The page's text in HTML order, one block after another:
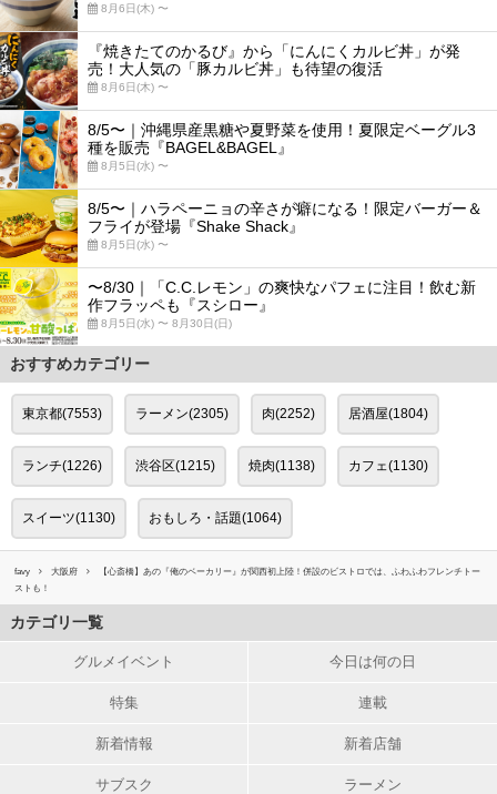
8月6日(木) 〜
『焼きたてのかるび』から「にんにくカルビ丼」が発
売！大人気の「豚カルビ丼」も待望の復活
8月6日(木) 〜
8/5〜｜沖縄県産黒糖や夏野菜を使用！夏限定ベーグル3
種を販売『BAGEL&BAGEL』
8月5日(水) 〜
8/5〜｜ハラペーニョの辛さが癖になる！限定バーガー＆
フライが登場『Shake Shack』
8月5日(水) 〜
〜8/30｜「C.C.レモン」の爽快なパフェに注目！飲む新
作フラッペも『スシロー』
8月5日(水) 〜 8月30日(日)
おすすめカテゴリー
東京都(7553) ラーメン(2305) 肉(2252) 居酒屋(1804)
ランチ(1226) 渋谷区(1215) 焼肉(1138) カフェ(1130)
スイーツ(1130) おもしろ・話題(1064)
favy 大阪府
【心斎橋】あの『俺のベーカリー』が関西初上陸！併設のビストロでは、ふわふわフレンチトー
ストも！
カテゴリ一覧
グルメイベント 今日は何の日
特集 連載
新着情報 新着店舗
サブスク ラーメン